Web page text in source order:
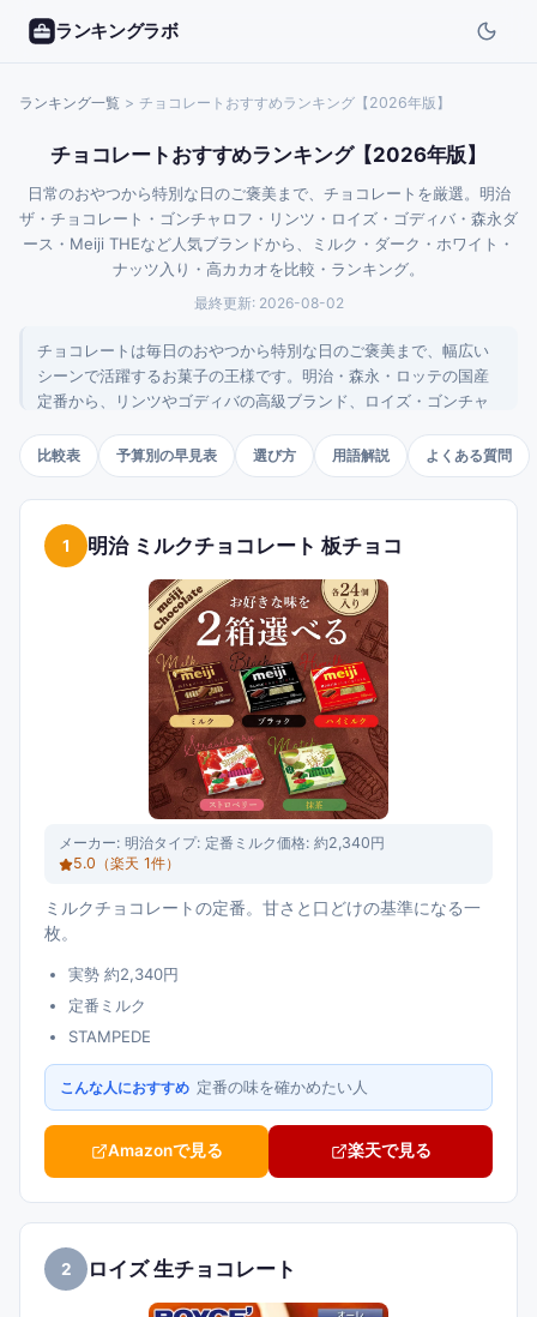
ランキングラボ
ランキング一覧 > チョコレートおすすめランキング【2026年版】
チョコレートおすすめランキング【2026年版】
日常のおやつから特別な日のご褒美まで、チョコレートを厳選。明治
ザ・チョコレート・ゴンチャロフ・リンツ・ロイズ・ゴディバ・森永ダ
ース・Meiji THEなど人気ブランドから、ミルク・ダーク・ホワイト・
ナッツ入り・高カカオを比較・ランキング。
最終更新: 2026-08-02
チョコレートは毎日のおやつから特別な日のご褒美まで、幅広い
シーンで活躍するお菓子の王様です。明治・森永・ロッテの国産
定番から、リンツやゴディバの高級ブランド、ロイズ・ゴンチャ
はミルク・ダーク・ホワイトの基本タイプに加え、高カカオ（70%
以上）の健康志向、ナッツ・フルーツ入り、生チョコレートなど9
本を厳選しました。日常用と特別用のバランスを意識し、予算
別・タイプ別の早見表、用語解説、よくある質問も用意。チョコ
レート選びの参考になれば幸いです。
比較表 予算別の早見表 選び方 用語解説 よくある質問
1 明治 ミルクチョコレート 板チョコ
メーカー: 明治タイプ: 定番ミルク価格: 約2,340円
5.0 （楽天 1件）
ミルクチョコレートの定番。甘さと口どけの基準になる一
枚。
実勢 約2,340円
定番ミルク
STAMPEDE
こんな人におすすめ 定番の味を確かめたい人
Amazonで見る 楽天で見る
2 ロイズ 生チョコレート